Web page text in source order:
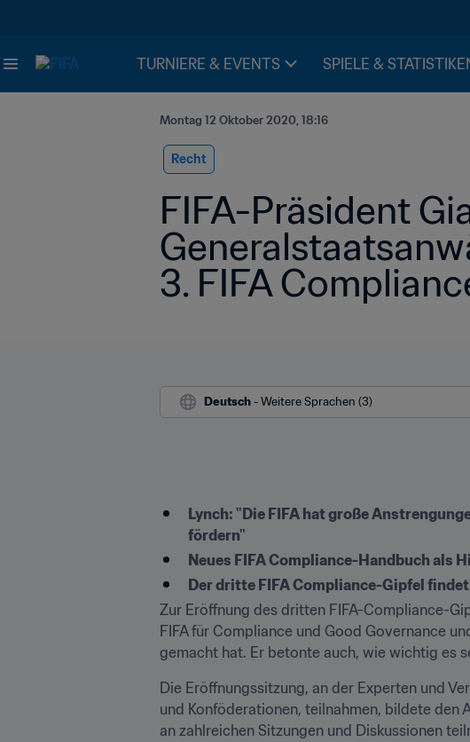
TURNIERE & EVENTS SPIELE &
Montag 12 Oktober 2020, 18:16
Recht
FIFA-Präsident
3. FIFA
Deutsch - Weitere Sprachen (3)
Lynch: "Die FIFA hat große
fördern"
Neues FIFA Compliance-Handbuch
Der dritte FIFA Compliance-Gipfel
Zur Eröffnung des dritten FIFA-Compliance-
FIFA für Compliance und Good Governance
gemacht hat. Er betonte auch, wie wichtig es
Die Eröffnungssitzung, an der Experten und
und Konföderationen, teilnahmen, bildete den
an zahlreichen Sitzungen und Diskussionen